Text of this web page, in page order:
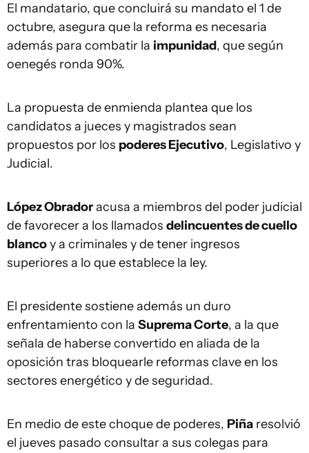
El mandatario, que concluirá su mandato el 1 de
octubre, asegura que la reforma es necesaria
además para combatir la impunidad, que según
oenegés ronda 90%.
La propuesta de enmienda plantea que los
candidatos a jueces y magistrados sean
propuestos por los poderes Ejecutivo, Legislativo y
Judicial.
López Obradoracusa a miembros del poder judicial
de favorecer a los llamados delincuentes de cuello
blancoy a criminales y de tener ingresos
superiores a lo que establece la ley.
El presidente sostiene además un duro
enfrentamiento con la Suprema Corte, a la que
señala de haberse convertido en aliada de la
oposición tras bloquearle reformas clave en los
sectores energético y de seguridad.
En medio de este choque de poderes, Piña resolvió
el jueves pasado consultar a sus colegas para